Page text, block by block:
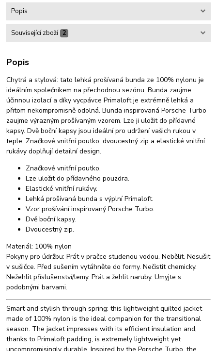
Popis
Související zboží 2
Popis
Chytrá a stylová: tato lehká prošívaná bunda ze 100% nylonu je
ideálním společníkem na přechodnou sezónu. Bunda zaujme
účinnou izolací a díky vycpávce Primaloft je extrémně lehká a
přitom nekompromisně odolná. Bunda inspirovaná Porsche Turbo
zaujme výrazným prošívaným vzorem. Lze ji uložit do přídavné
kapsy. Dvě boční kapsy jsou ideální pro udržení vašich rukou v
teple. Značkové vnitřní poutko, dvoucestný zip a elastické vnitřní
rukávy doplňují detailní design.
Značkové vnitřní poutko.
Lze uložit do přídavného pouzdra.
Elastické vnitřní rukávy.
Lehká prošívaná bunda s výplní Primaloft.
Vzor prošívání inspirovaný Porsche Turbo.
Dvě boční kapsy.
Dvoucestný zip.
Materiál: 100% nylon
Pokyny pro údržbu: Prát v pračce studenou vodou. Nebělit. Nesušit
v sušičce. Před sušením vytáhněte do formy. Nečistit chemicky.
Nežehlit příslušenství/lemy. Prát a žehlit naruby. Umyjte s
podobnými barvami.
Smart and stylish through spring: this lightweight quilted jacket
made of 100% nylon is the ideal companion for the transitional
season. The jacket impresses with its efficient insulation and,
thanks to Primaloft padding, is extremely lightweight yet
uncompromisingly durable. Inspired by the Porsche Turbo, the